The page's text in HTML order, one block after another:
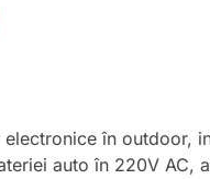
în outdoor,
auto în 220V AC,